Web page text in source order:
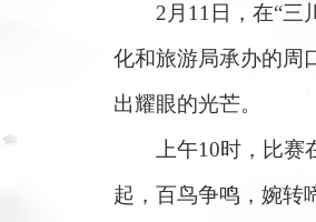
2月11日，在“三川
化和旅游局承办的周
出耀眼的光芒。
上午10时，比赛在
起，百鸟争鸣，婉转